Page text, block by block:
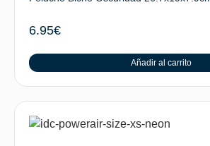
6.95€
Añadir al carrito